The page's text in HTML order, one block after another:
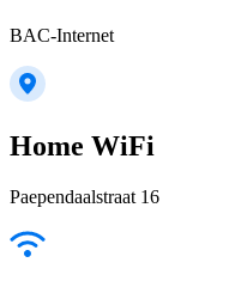
BAC-Internet
Home WiFi
Paependaalstraat 16